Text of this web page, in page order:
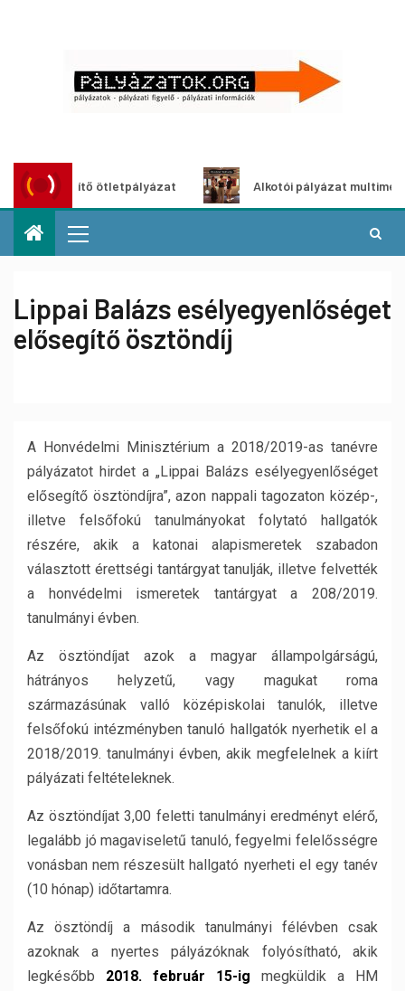
ötletpályázat Alkotói pályázat multimédia-
Lippai Balázs esélyegyenlőséget
elősegítő ösztöndíj
A Honvédelmi Minisztérium a 2018/2019-as tanévre
pályázatot hirdet a „Lippai Balázs esélyegyenlőséget
elősegítő ösztöndíjra”, azon nappali tagozaton közép-,
illetve felsőfokú tanulmányokat folytató hallgatók
részére, akik a katonai alapismeretek szabadon
választott érettségi tantárgyat tanulják, illetve felvették
a honvédelmi ismeretek tantárgyat a 208/2019.
tanulmányi évben.
Az ösztöndíjat azok a magyar állampolgárságú,
hátrányos helyzetű, vagy magukat roma
származásúnak valló középiskolai tanulók, illetve
felsőfokú intézményben tanuló hallgatók nyerhetik el a
2018/2019. tanulmányi évben, akik megfelelnek a kiírt
pályázati feltételeknek.
Az ösztöndíjat 3,00 feletti tanulmányi eredményt elérő,
legalább jó magaviseletű tanuló, fegyelmi felelősségre
vonásban nem részesült hallgató nyerheti el egy tanév
(10 hónap) időtartamra.
Az ösztöndíj a második tanulmányi félévben csak
azoknak a nyertes pályázóknak folyósítható, akik
legkésőbb 2018. február 15-ig
megküldik a HM